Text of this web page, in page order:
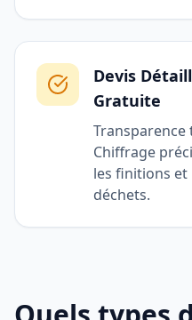
Devis
Gratuite
Transparence
Chiffrage
les finitions
déchets.